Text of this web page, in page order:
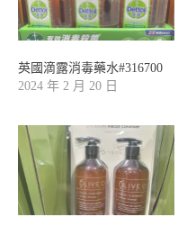
英國滴露消毒藥水#316700
2024 年 2 月 20 日